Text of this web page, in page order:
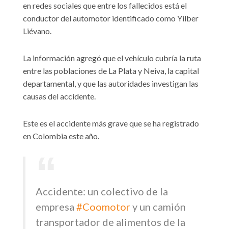
en redes sociales que entre los fallecidos está el
conductor del automotor identificado como Yilber
Liévano.
La información agregó que el vehículo cubría la ruta
entre las poblaciones de La Plata y Neiva, la capital
departamental, y que las autoridades investigan las
causas del accidente.
Este es el accidente más grave que se ha registrado
en Colombia este año.
Accidente: un colectivo de la
empresa #Coomotory un camión
transportador de alimentos de la